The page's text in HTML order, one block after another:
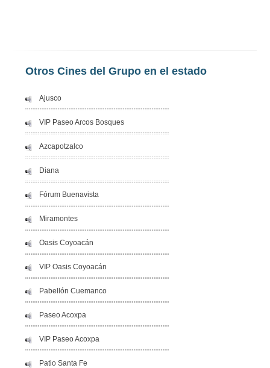
Otros Cines del Grupo en el estado
Ajusco
VIP Paseo Arcos Bosques
Azcapotzalco
Diana
Fórum Buenavista
Miramontes
Oasis Coyoacán
VIP Oasis Coyoacán
Pabellón Cuemanco
Paseo Acoxpa
VIP Paseo Acoxpa
Patio Santa Fe